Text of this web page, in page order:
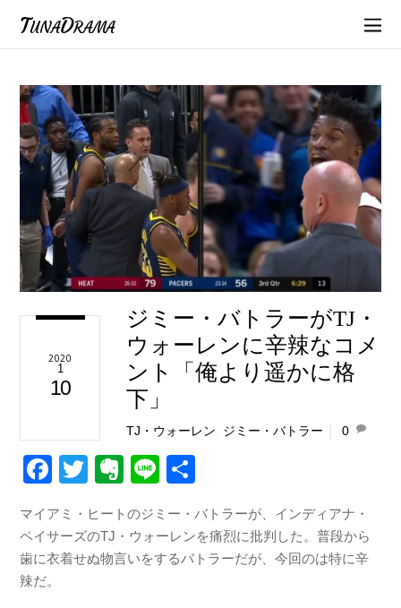
TunaDrama
2020
1
10
ジミー・バトラーがTJ・
ウォーレンに辛辣なコメ
ント「俺より遥かに格
下」
TJ・ウォーレン ジミー・バトラー 0
F
c
e
T
tt
er
E
er
n
Li
e
マイアミ・ヒートのジミー・バトラーが、インディアナ・
ペイサーズのTJ・ウォーレンを痛烈に批判した。普段から
歯に衣着せぬ物言いをするバトラーだが、今回のは特に辛
辣だ。